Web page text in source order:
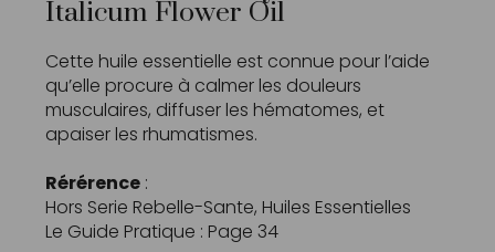
Italicum Flower Oil
Cette huile essentielle est connue pour l’aide
qu’elle procure à calmer les douleurs
musculaires, diffuser les hématomes, et
apaiser les rhumatismes.
Rérérence :
Hors Serie Rebelle-Sante, Huiles Essentielles
Le Guide Pratique : Page 34